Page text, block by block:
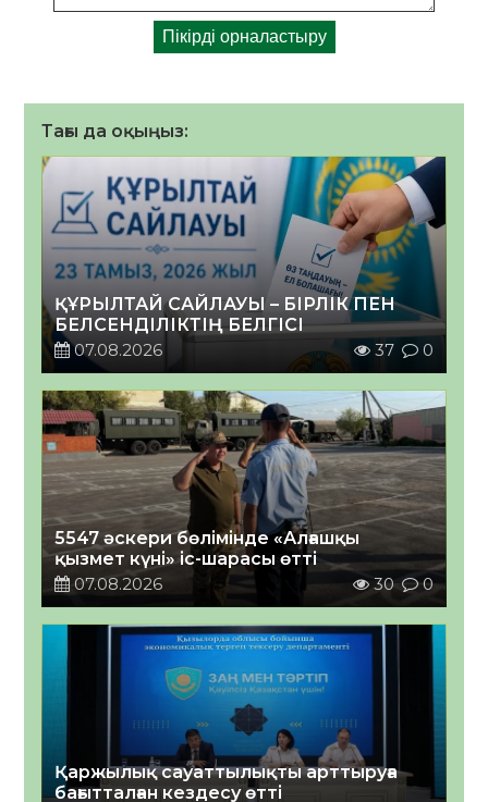
Тағы да оқыңыз:
ҚҰРЫЛТАЙ САЙЛАУЫ – БІРЛІК ПЕН
БЕЛСЕНДІЛІКТІҢ БЕЛГІСІ
07.08.2026
37 0
5547 әскери бөлімінде «Алғашқы
қызмет күні» іс-шарасы өтті
07.08.2026
30 0
Қаржылық сауаттылықты арттыруға
бағытталған кездесу өтті